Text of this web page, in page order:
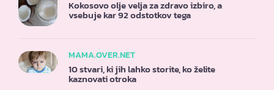
Kokosovo olje velja za zdravo izbiro, a
vsebuje kar 92 odstotkov tega
MAMA.OVER.NET
10 stvari, ki jih lahko storite, ko želite
kaznovati otroka